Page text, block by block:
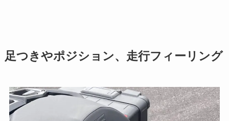
足つきやポジション、走行フィーリング